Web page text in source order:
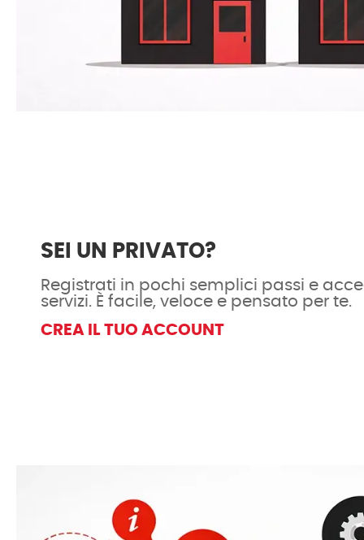
SEI UN PRIVATO?
Registrati in pochi semplici passi e
servizi. È facile, veloce e pensato per te.
CREA IL TUO ACCOUNT